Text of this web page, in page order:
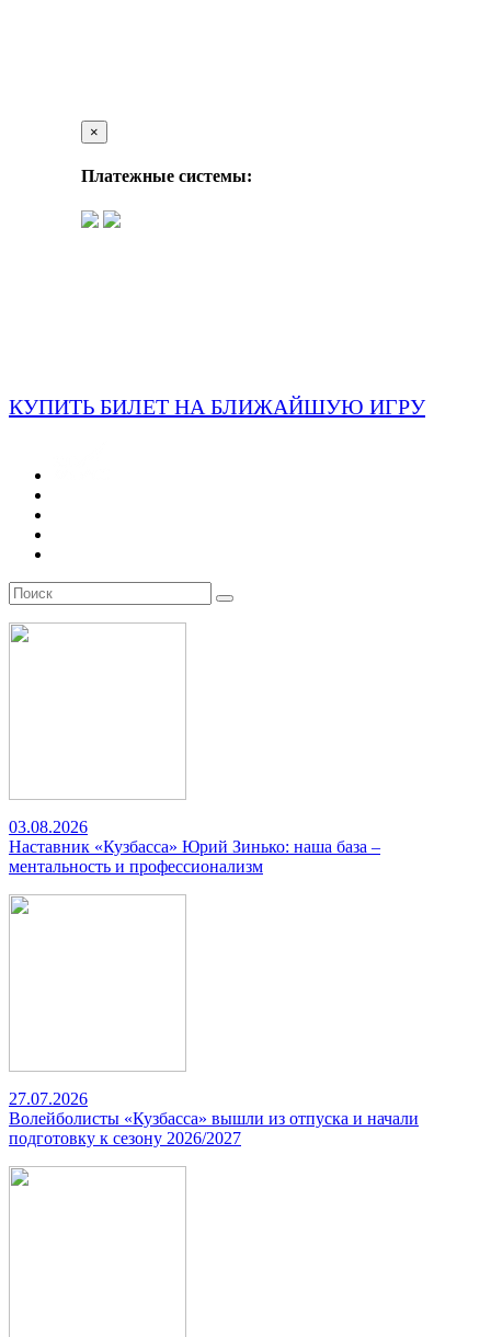
×
Платежные системы:
КУПИТЬ БИЛЕТ НА БЛИЖАЙШУЮ ИГРУ
03.08.2026
Наставник «Кузбасса» Юрий Зинько: наша база –
ментальность и профессионализм
27.07.2026
Волейболисты «Кузбасса» вышли из отпуска и начали
подготовку к сезону 2026/2027